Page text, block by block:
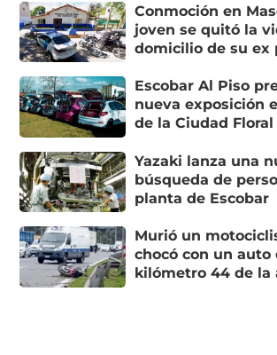
Conmoción en
joven se quitó la
domicilio de su ex
Escobar Al Piso
nueva exposición
de la Ciudad Floral
Yazaki lanza una
búsqueda de
planta de Escobar
Murió un
chocó con un auto
kilómetro 44 de la